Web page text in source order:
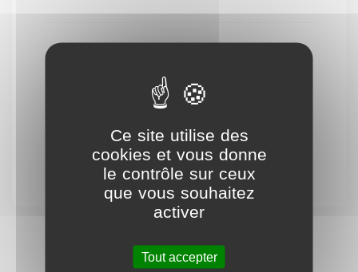
Ce site utilise des
cookies et vous donne
le contrôle sur ceux
que vous souhaitez
activer
Tout accepter